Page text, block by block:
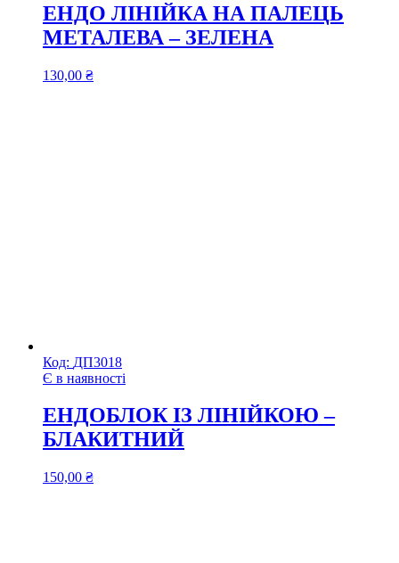
ЕНДО ЛІНІЙКА НА ПАЛЕЦЬ
МЕТАЛЕВА – ЗЕЛЕНА
130,00 ₴
Код: ДП3018
Є в наявності
ЕНДОБЛОК ІЗ ЛІНІЙКОЮ –
БЛАКИТНИЙ
150,00 ₴